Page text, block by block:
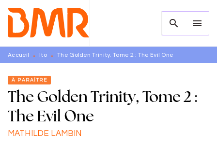
MENU RECHERCHE
PIED DE PAGE
search menu
Accueil • Ito • The Golden Trinity, Tome 2 : The Evil One
À PARAÎTRE
The Golden Trinity, Tome 2 :
The Evil One
MATHILDE LAMBIN